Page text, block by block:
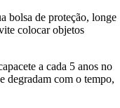
bolsa de proteção, longe
colocar objetos
a cada 5 anos no
degradam com o tempo,